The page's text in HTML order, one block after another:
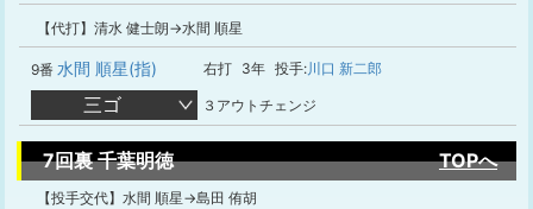
【代打】清水 健士朗→水間 順星
9番 水間 順星(指) 右打 3年 投手:川口 新二郎
三ゴ ３アウトチェンジ
7回裏 千葉明徳 TOPへ
【投手交代】水間 順星→島田 侑胡